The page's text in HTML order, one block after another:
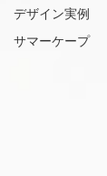
デザイン実例
サマーケープ